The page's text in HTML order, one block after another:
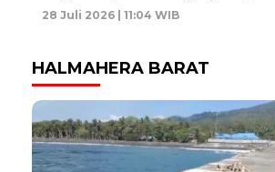
28 Juli 2026 | 11:04 WIB
HALMAHERA BARAT